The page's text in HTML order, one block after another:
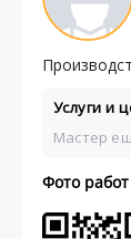
Услуги и
Мастер
Фото